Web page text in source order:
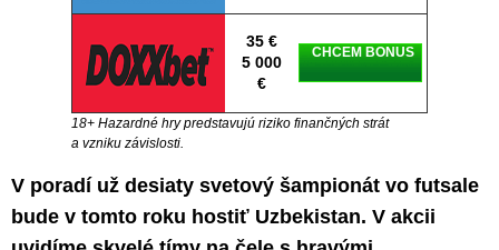
35 €
5 000
€
CHCEM BONUS
18+ Hazardné hry predstavujú riziko finančných strát
a vzniku závislosti.
V poradí už desiaty svetový šampionát vo futsale
bude v tomto roku hostiť Uzbekistan. V akcii